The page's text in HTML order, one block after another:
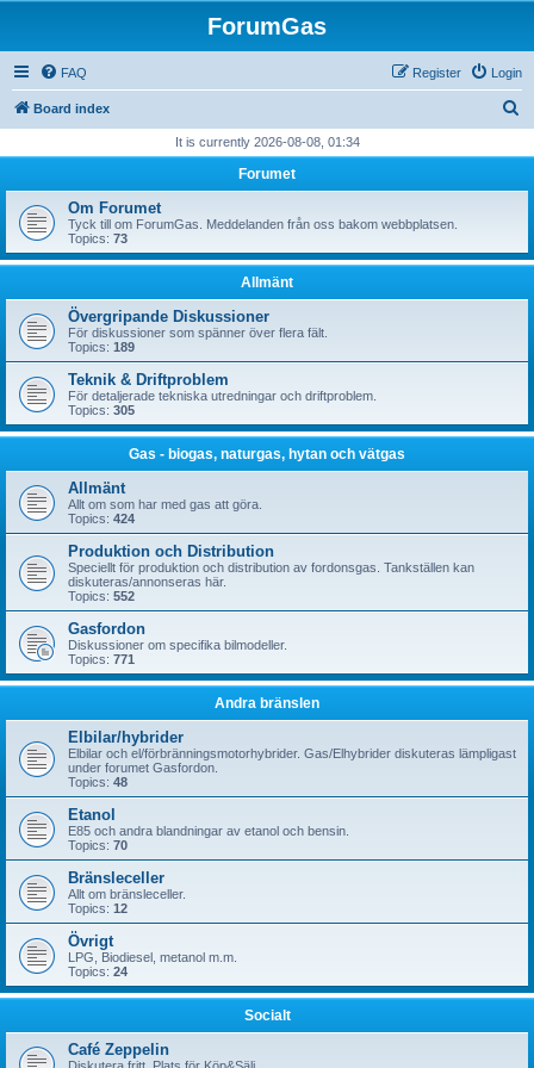
ForumGas
FAQ Login
Register
Board index
r
h
It is currently 2026-08-08, 01:34
Forumet
Om Forumet
Tyck till om ForumGas. Meddelanden från oss bakom webbplatsen.
Topics: 73
Allmänt
Övergripande Diskussioner
För diskussioner som spänner över flera fält.
Topics: 189
Teknik & Driftproblem
För detaljerade tekniska utredningar och driftproblem.
Topics: 305
Gas - biogas, naturgas, hytan och vätgas
Allmänt
Allt om som har med gas att göra.
Topics: 424
Produktion och Distribution
Speciellt för produktion och distribution av fordonsgas. Tankställen kan
diskuteras/annonseras här.
Topics: 552
Gasfordon
Diskussioner om specifika bilmodeller.
Topics: 771
Andra bränslen
Elbilar/hybrider
Elbilar och el/förbränningsmotorhybrider. Gas/Elhybrider diskuteras lämpligast
under forumet Gasfordon.
Topics: 48
Etanol
E85 och andra blandningar av etanol och bensin.
Topics: 70
Bränsleceller
Allt om bränsleceller.
Topics: 12
Övrigt
LPG, Biodiesel, metanol m.m.
Topics: 24
Socialt
Café Zeppelin